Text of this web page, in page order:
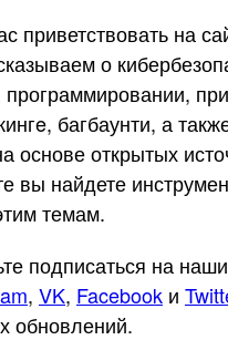
приветствовать на
о
багбаунти, а
основе открытых
вы найдете
темам.
подписаться на
, VK, Facebook и
обновлений.